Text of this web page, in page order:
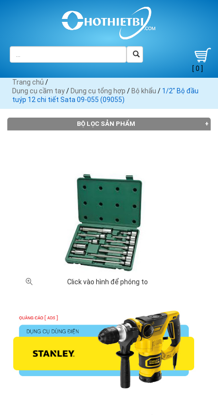
[ 0 ]
Trang chủ /
Dụng cụ cầm tay/ Dụng cụ tổng hợp / Bộ khẩu / 1/2" Bộ đầu
tuýp 12 chi tiết Sata 09-055 (09055)
BỘ LỌC SẢN PHẨM
Click vào hình để phóng to